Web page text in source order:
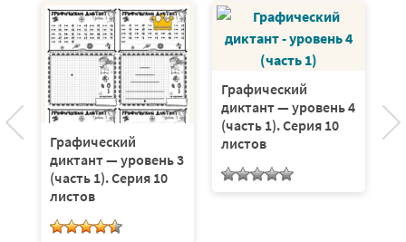
Графический
диктант — уровень 3
(часть 1). Серия 10
листов
Графический
диктант — уровень 4
(часть 1). Серия 10
листов